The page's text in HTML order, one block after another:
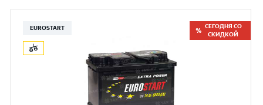
EUROSTART
СЕГОДНЯ СО
СКИДКОЙ